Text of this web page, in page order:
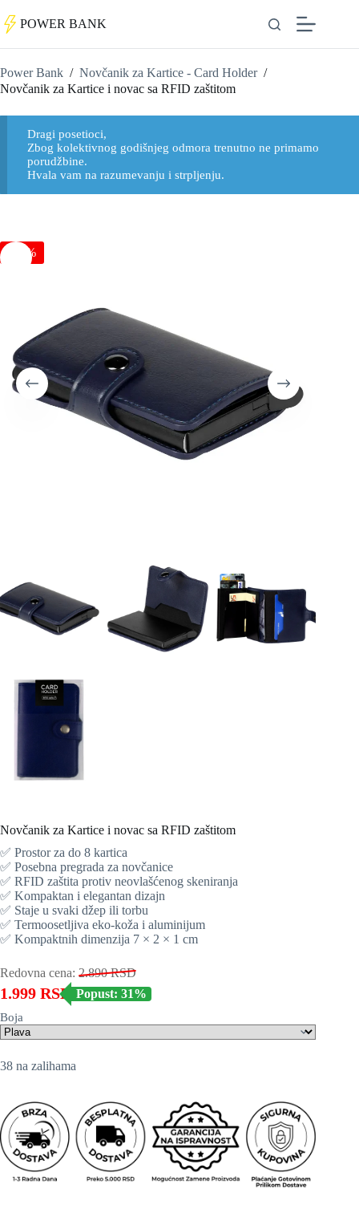
POWER BANK
Power Bank / Novčanik za Kartice - Card Holder /
Novčanik za Kartice i novac sa RFID zaštitom
Dragi posetioci,
Zbog kolektivnog godišnjeg odmora trenutno ne primamo
porudžbine.
Hvala vam na razumevanju i strpljenju.
-31%
Novčanik za Kartice i novac sa RFID zaštitom
✅ Prostor za do 8 kartica
✅ Posebna pregrada za novčanice
✅ RFID zaštita protiv neovlašćenog skeniranja
✅ Kompaktan i elegantan dizajn
✅ Staje u svaki džep ili torbu
✅ Termoosetljiva eko-koža i aluminijum
✅ Kompaktnih dimenzija 7 × 2 × 1 cm
Redovna cena: 2.890RSD
1.999 RSD Popust: 31%
Boja
38 na zalihama